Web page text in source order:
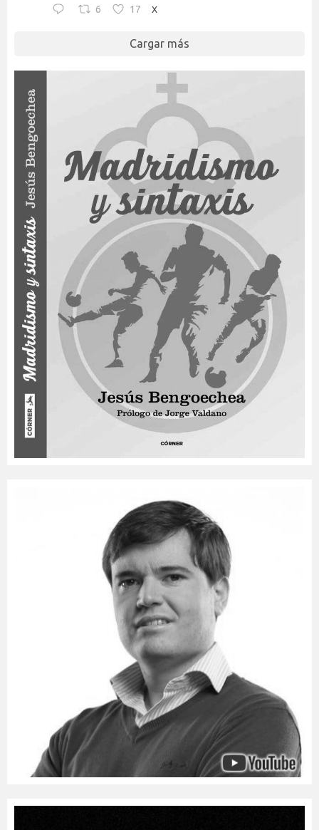
6 17 X
Cargar más